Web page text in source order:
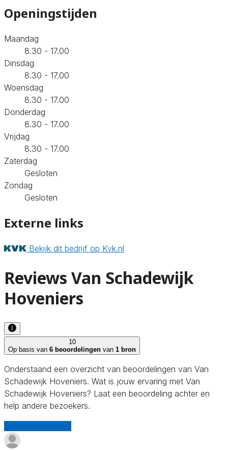
Openingstijden
Maandag
8.30 - 17.00
Dinsdag
8.30 - 17.00
Woensdag
8.30 - 17.00
Donderdag
8.30 - 17.00
Vrijdag
8.30 - 17.00
Zaterdag
Gesloten
Zondag
Gesloten
Externe links
Bekijk dit bedrijf op Kvk.nl
Reviews Van Schadewijk
Hoveniers
10
Op basis van 6 beoordelingen van 1 bron
Onderstaand een overzicht van beoordelingen van Van
Schadewijk Hoveniers. Wat is jouw ervaring met Van
Schadewijk Hoveniers? Laat een beoordeling achter en
help andere bezoekers.